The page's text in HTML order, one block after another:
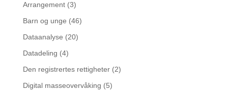
Arrangement(3)
Barn og unge (46)
Dataanalyse (20)
Datadeling (4)
Den registrertes rettigheter(2)
Digital masseovervåking (5)